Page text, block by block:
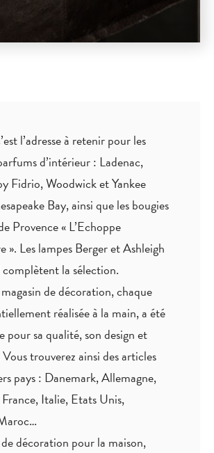
l’adresse à retenir pour les
d’intérieur : Ladenac,
Fidrio, Woodwick et Yankee
Bay, ainsi que les bougies
Provence « L’Echoppe
». Les lampes Berger et Ashleigh
la sélection.
de décoration, chaque
réalisée à la main, a été
pour sa qualité, son design et
trouverez ainsi des articles
pays : Danemark, Allemagne,
Italie, Etats Unis,
décoration pour la maison,